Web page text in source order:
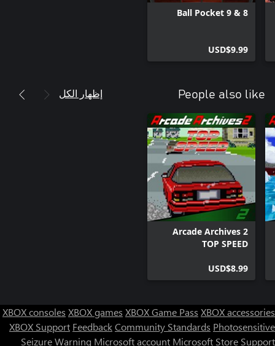
8 & 9 Ball Pocket
USD$9.99
People also like إظهار الكل
Arcade Archives 2
TOP SPEED
USD$8.99
XBOX consoles XBOX games XBOX Game Pass XBOX accessories
XBOX Support FeedbackCommunity Standards Photosensitive
Seizure Warning Microsoft account Microsoft Store Support